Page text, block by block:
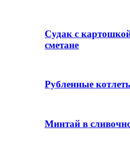
Судак с
сметане
Рубленные
Минтай в